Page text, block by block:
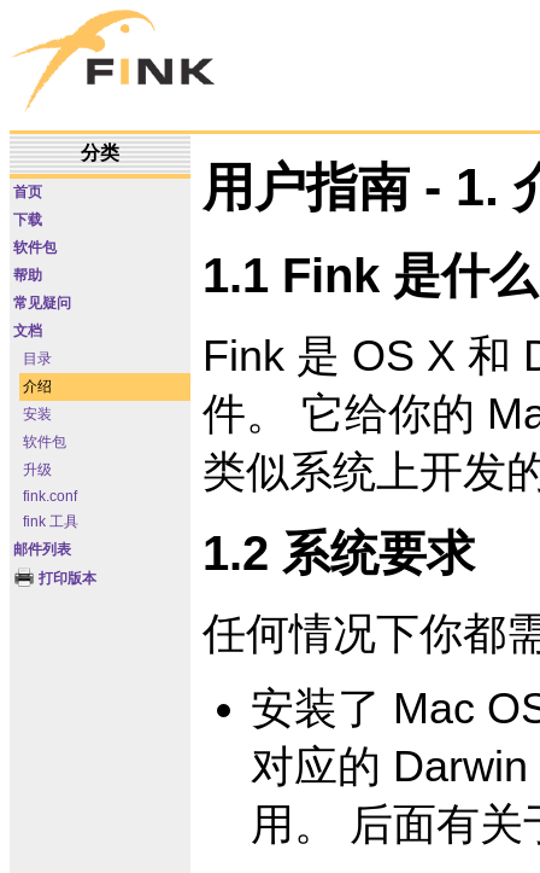
分类
首页
下载
软件包
帮助
常见疑问
文档
目录
介绍
安装
软件包
升级
fink.conf
fink 工具
邮件列表
打印版本
用户指南 - 1.
1.1 Fink 是什
Fink 是 OS X 和
件。 它给你的
类似系统上开发
1.2 系统要求
任何情况下你都
安装了 Mac
对应的
用。 后面有